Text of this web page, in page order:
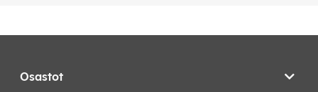
Osastot